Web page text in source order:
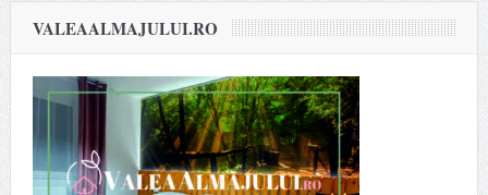
VALEAALMAJULUI.RO